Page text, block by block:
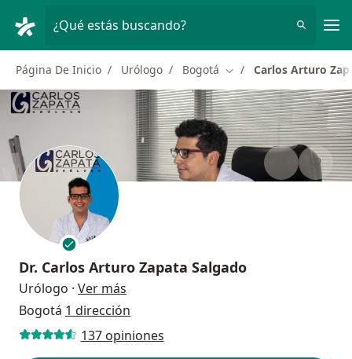
¿Qué estás buscando?
Página De Inicio Urólogo Bogotá Cambiar de ciudad
Carlos Arturo
Dr. Carlos Arturo Zapata Salgado
Urólogo · Ver más
Bogotá 1 dirección
137 opiniones